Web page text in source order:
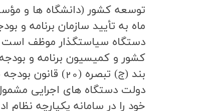
توسعه كشور (دانشگاه ها و
ماه به تأييد سازمان برنامه و
دستگاه سياستگذار موظف است
كشور و كميسيون برنامه و
خود را در سامانه يكپارچه نظام